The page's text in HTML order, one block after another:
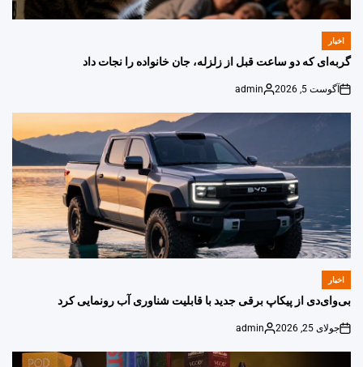
POSTED
IN
اخبار
گربه‌ای که دو ساعت قبل از زلزله، جان خانواده را نجات داد
on
آگوست 5, 2026
Posted
admin
POSTED
اخبار
بی‌وای‌دی از پیکاپ برقی جدید با قابلیت شناوری آب رونمایی کرد
on
جولای 25, 2026
Posted
admin